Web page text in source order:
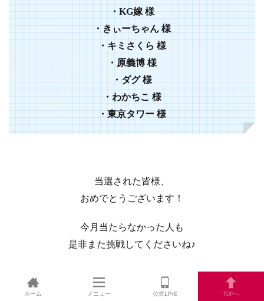
・KG嫁様
・きぃーちゃん 様
・キミさくら 様
・原義博 様
・ダグ 様
・わかちこ 様
・東京タワー様
当選された皆様、
おめでとうございます！
今月当たらなかった人も
是非また挑戦してくださいね♪
ホーム メニュー 公式LINE TOPへ